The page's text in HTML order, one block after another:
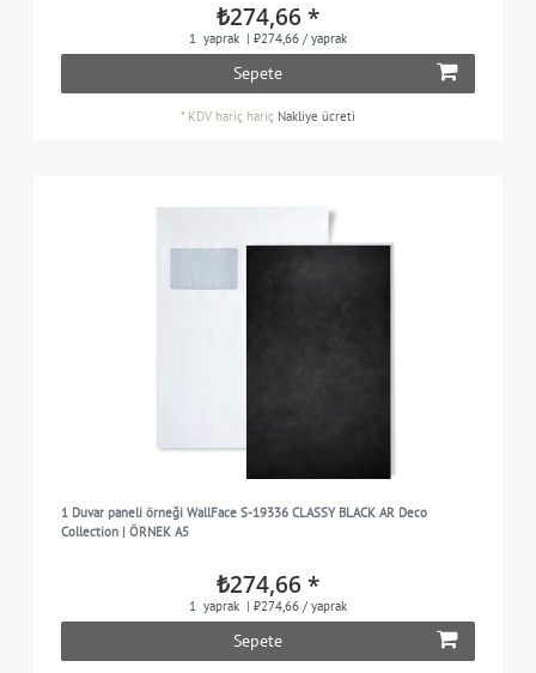
₺274,66 *
1 yaprak | ₺274,66 / yaprak
Sepete
* KDV hariç hariç Nakliye ücreti
1 Duvar paneli örneği WallFace S-19336 CLASSY BLACK AR Deco
Collection | ÖRNEK A5
₺274,66 *
1 yaprak | ₺274,66 / yaprak
Sepete